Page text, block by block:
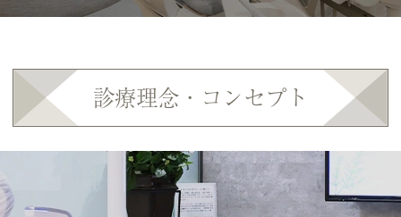
診療理念・コンセプト